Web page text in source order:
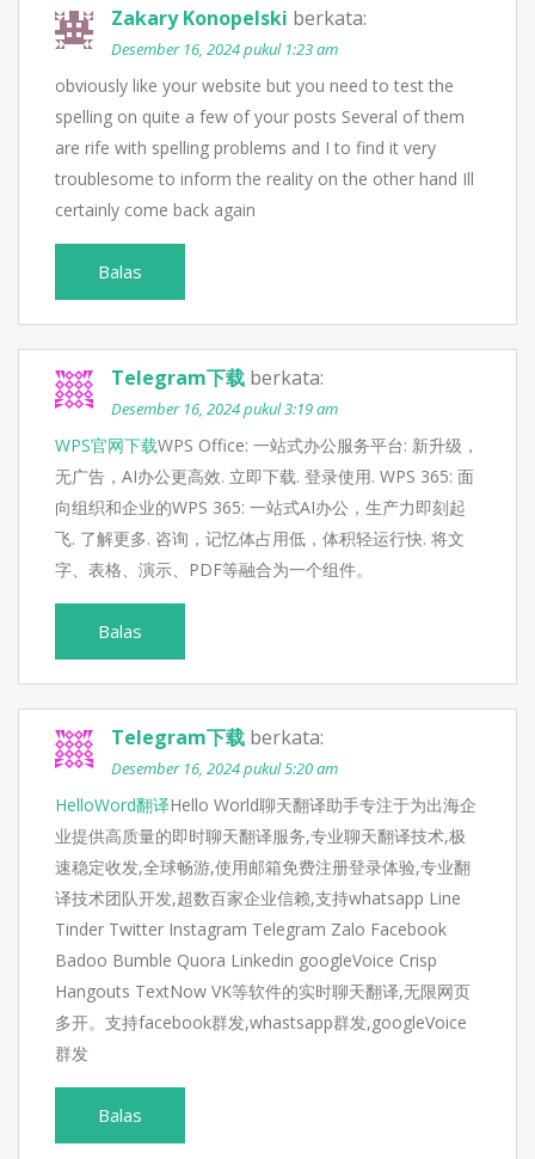
Zakary Konopelski berkata:
Desember 16, 2024 pukul 1:23 am
obviously like your website but you need to test the
spelling on quite a few of your posts Several of them
are rife with spelling problems and I to find it very
troublesome to inform the reality on the other hand Ill
certainly come back again
Balas
Telegram下载 berkata:
Desember 16, 2024 pukul 3:19 am
WPS官网下载WPS Office: 一站式办公服务平台: 新升级，
无广告，AI办公更高效. 立即下载. 登录使用. WPS 365: 面
向组织和企业的WPS 365: 一站式AI办公，生产力即刻起
飞. 了解更多. 咨询，记忆体占用低，体积轻运行快. 将文
字、表格、演示、PDF等融合为一个组件。
Balas
Telegram下载 berkata:
Desember 16, 2024 pukul 5:20 am
HelloWord翻译Hello World聊天翻译助手专注于为出海企
业提供高质量的即时聊天翻译服务,专业聊天翻译技术,极
速稳定收发,全球畅游,使用邮箱免费注册登录体验,专业翻
译技术团队开发,超数百家企业信赖,支持whatsapp Line
Tinder Twitter Instagram Telegram Zalo Facebook
Badoo Bumble Quora Linkedin googleVoice Crisp
Hangouts TextNow VK等软件的实时聊天翻译,无限网页
多开。支持facebook群发,whastsapp群发,googleVoice
群发
Balas